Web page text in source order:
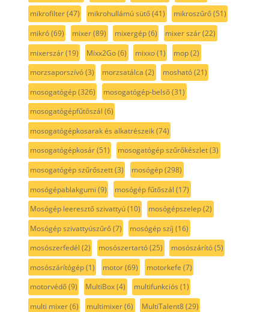
mikrofilter(47) mikrohullámú sütő(41) mikroszűrő(51)
mikró(69) mixer(89) mixergép(6) mixer szár(22)
mixerszár(19) Mixx2Go(6) mixxo(1) mop(2)
morzsaporszívó(3) morzsatálca (2) mosható(21)
mosogatógép(326) mosogatógép-belső(31)
mosogatógépfűtőszál (6)
mosogatógépkosarak és alkatrészeik(74)
mosogatógépkosár(51) mosogatógép szűrőkészlet(3)
mosogatógép szűrőszett(3) mosógép(298)
mosógépablakgumi (9) mosógép fűtőszál (17)
Mosógép leeresztő szivattyú(10) mosógépszelep(2)
Mosógép szivattyúszűrő(7) mosógép szíj (16)
mosószerfedél (2) mosószertartó(25) mosószárító(5)
mosószárítógép(1) motor(69) motorkefe (7)
motorvédő(9) MultiBox(4) multifunkciós (1)
multi mixer(6) multimixer(6) MultiTalent8(29)